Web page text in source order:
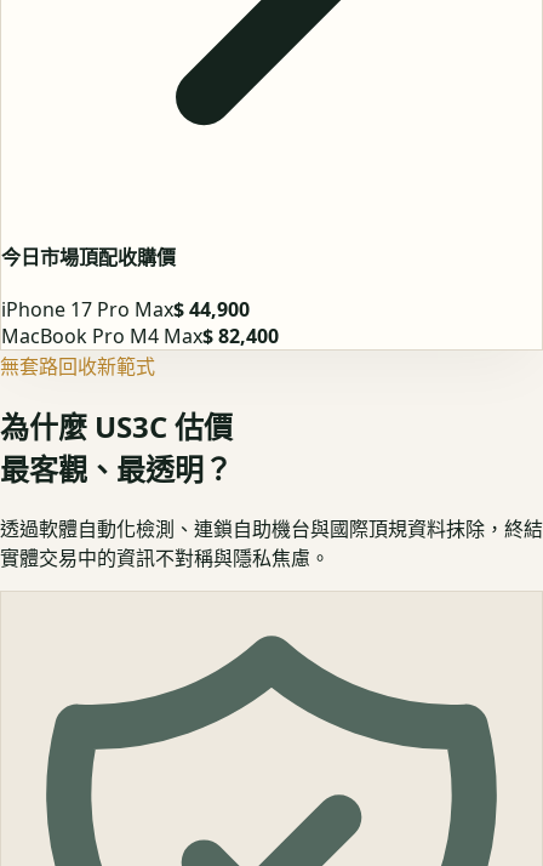
今日市場頂配收購價
iPhone 17 Pro Max$ 44,900
MacBook Pro M4 Max$ 82,400
無套路回收新範式
為什麼 US3C 估價
最客觀、最透明？
透過軟體自動化檢測、連鎖自助機台與國際頂規資料抹除，終結
實體交易中的資訊不對稱與隱私焦慮。